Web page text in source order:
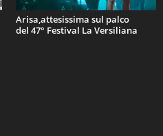
Arisa,attesissima sul palco
del 47° Festival La Versiliana